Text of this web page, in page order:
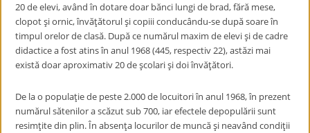
20 de elevi, având în dotare doar bănci lungi de brad, fără mese,
clopot şi ornic, învăţătorul şi copiii conducându-se după soare în
timpul orelor de clasă. După ce numărul maxim de elevi şi de cadre
didactice a fost atins în anul 1968 (445, respectiv 22), astăzi mai
există doar aproximativ 20 de şcolari şi doi învăţători.
De la o populaţie de peste 2.000 de locuitori în anul 1968, în prezent
numărul sătenilor a scăzut sub 700, iar efectele depopulării sunt
resimţite din plin. În absenţa locurilor de muncă şi neavând condiţii